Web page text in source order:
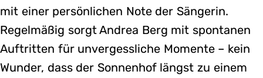
mit einer persönlichen Note der Sängerin.
Regelmäßig sorgt Andrea Berg mit spontanen
Auftritten für unvergessliche Momente – kein
Wunder, dass der Sonnenhof längst zu einem